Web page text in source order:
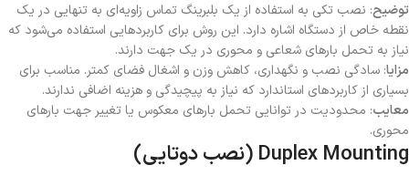
توضیح: نصب تکی به استفاده از یک بلبرینگ تماس زاویه‌ای به تنهایی در یک
نقطه خاص از دستگاه اشاره دارد. این روش برای کاربردهایی استفاده می‌شود که
نیاز به تحمل بارهای شعاعی و محوری در یک جهت دارند.
مزایا: سادگی نصب و نگهداری، کاهش وزن و اشغال فضای کمتر. مناسب برای
بسیاری از کاربردهای استاندارد که نیاز به پیچیدگی و هزینه اضافی ندارند.
معایب: محدودیت در توانایی تحمل بارهای معکوس یا تغییر جهت بارهای
محوری.
Duplex Mounting (نصب دوتایی)